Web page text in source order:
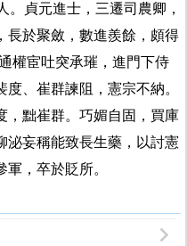
貞元進士，三遷司農卿，
長於聚斂，數進羨餘，頗得
權宦吐突承璀，進門下侍
、崔群諫阻，憲宗不納。
，黜崔群。巧媚自固，買庫
泌妄稱能致長生藥，以討憲
，卒於貶所。